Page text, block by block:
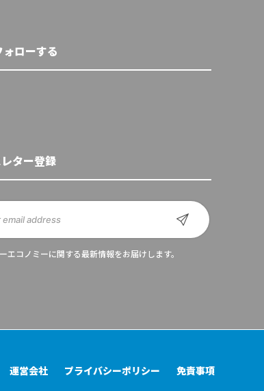
ローする
ター登録
エコノミーに関する最新情報をお届けします。
運営会社 プライバシーポリシー 免責事項